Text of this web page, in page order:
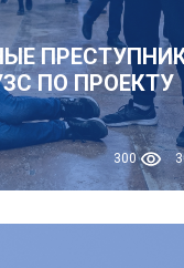
ПО ПРОЕКТУ
300